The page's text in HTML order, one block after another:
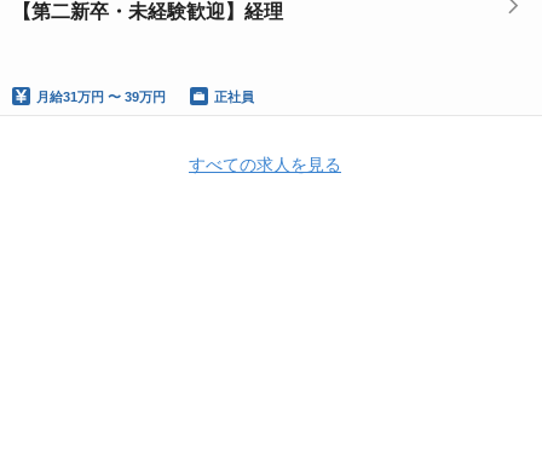
【第二新卒・未経験歓迎】経理
月給31万円 〜 39万円 正社員
すべての求人を見る